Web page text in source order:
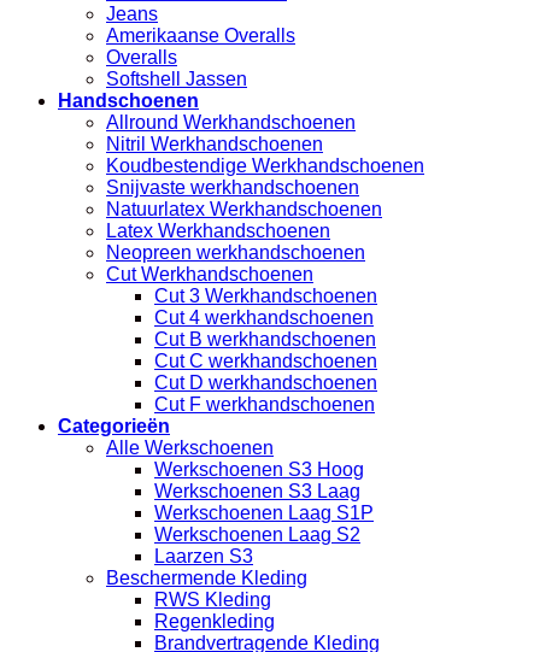
Jeans
Amerikaanse Overalls
Overalls
Softshell Jassen
Handschoenen
Allround Werkhandschoenen
Nitril Werkhandschoenen
Koudbestendige Werkhandschoenen
Snijvaste werkhandschoenen
Natuurlatex Werkhandschoenen
Latex Werkhandschoenen
Neopreen werkhandschoenen
Cut Werkhandschoenen
Cut 3 Werkhandschoenen
Cut 4 werkhandschoenen
Cut B werkhandschoenen
Cut C werkhandschoenen
Cut D werkhandschoenen
Cut F werkhandschoenen
Categorieën
Alle Werkschoenen
Werkschoenen S3 Hoog
Werkschoenen S3 Laag
Werkschoenen Laag S1P
Werkschoenen Laag S2
Laarzen S3
Beschermende Kleding
RWS Kleding
Regenkleding
Brandvertragende Kleding